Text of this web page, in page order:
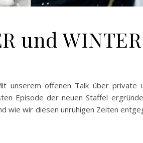
und WINTER
unserem offenen Talk über private
Episode der neuen Staffel
wie wir diesen unruhigen Zeiten